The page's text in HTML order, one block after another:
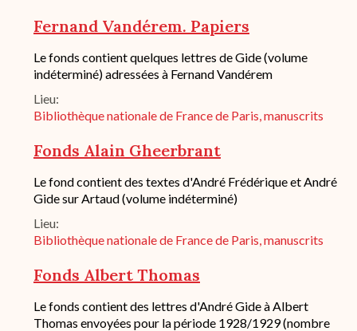
Fernand Vandérem. Papiers
Description
succincte
fond
/
conservation
Le fonds contient quelques lettres de Gide (volume
indéterminé) adressées à Fernand Vandérem
Lieu
Bibliothèque nationale de France de Paris, manuscrits
Fonds Alain Gheerbrant
Description
succincte
fond
/
conservation
Le fond contient des textes d'André Frédérique et André
Gide sur Artaud (volume indéterminé)
Lieu
Bibliothèque nationale de France de Paris, manuscrits
Fonds Albert Thomas
Description
succincte
Le fonds contient des lettres d'André Gide à Albert
Thomas envoyées pour la période 1928/1929 (nombre